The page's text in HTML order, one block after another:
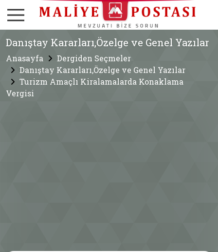
Danıştay Kararları,Özelge ve Genel Yazılar
Anasayfa
Dergiden Seçmeler
Danıştay Kararları,Özelge ve Genel Yazılar
Turizm Amaçlı Kiralamalarda Konaklama
Vergisi